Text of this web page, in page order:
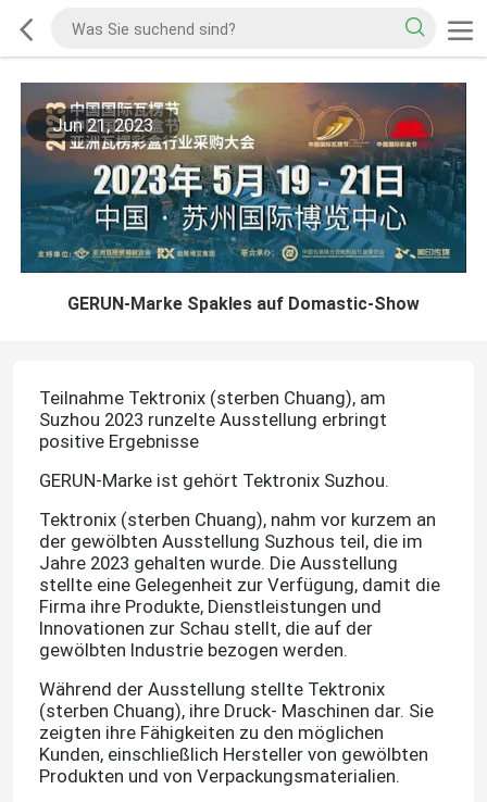
Jun 21, 2023
GERUN-Marke Spakles auf Domastic-Show
Teilnahme Tektronix (sterben Chuang), am
Suzhou 2023 runzelte Ausstellung erbringt
positive Ergebnisse
GERUN-Marke ist gehört Tektronix Suzhou.
Tektronix (sterben Chuang),nahm vor kurzem an
der gewölbten Ausstellung Suzhous teil, die im
Jahre 2023 gehalten wurde. Die Ausstellung
stellte eine Gelegenheit zur Verfügung, damit die
Firma ihre Produkte, Dienstleistungen und
Innovationen zur Schau stellt, die auf der
gewölbten Industrie bezogen werden.
Während der Ausstellung stellte Tektronix
(sterben Chuang), ihre Druck- Maschinen dar. Sie
zeigten ihre Fähigkeiten zu den möglichen
Kunden, einschließlich Hersteller von gewölbten
Produkten und von Verpackungsmaterialien.